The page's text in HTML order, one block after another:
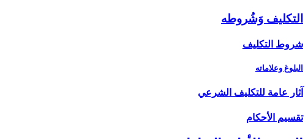
التكليف وَشُروطه‏
شروط التكليف‏
البلوغ وعلاماته
آثار عامة للتكليف الشرعي‏
تقسيم الأحكام‏